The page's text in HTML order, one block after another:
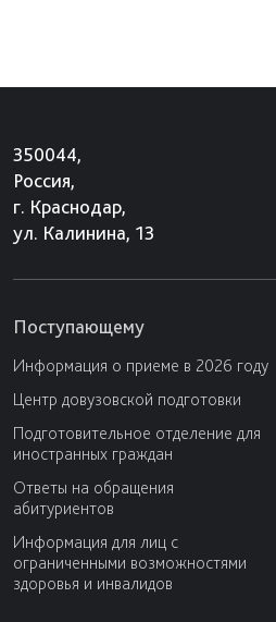
350044,
Россия,
г. Краснодар,
ул. Калинина, 13
Поступающему
Информация о приеме в 2026 году
Центр довузовской подготовки
Подготовительное отделение для
иностранных граждан
Ответы на обращения
абитуриентов
Информация для лиц с
ограниченными возможностями
здоровья и инвалидов